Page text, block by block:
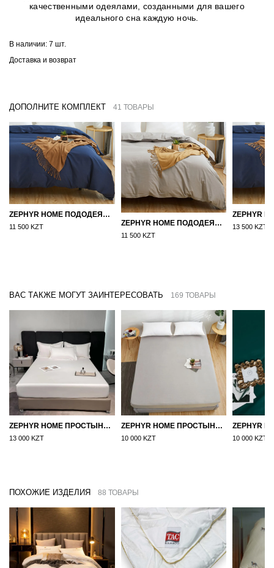
качественными одеялами, созданными для вашего
идеального сна каждую ночь.
В наличии: 7 шт.
Доставка и возврат
ДОПОЛНИТЕ КОМПЛЕКТ 41 ТОВАРЫ
ZEPHYR HOME ПОДОДЕЯЛЬНИК САТИН 160×210 СИНИЙ
11 500 KZT ZEPHYR HOME ПОДОДЕЯЛЬНИК САТИН 160×210 СЕРЫЙ
11 500 KZT
13 500 KZT
ВАС ТАКЖЕ МОГУТ ЗАИНТЕРЕСОВАТЬ 169 ТОВАРЫ
ZEPHYR HOME ПРОСТЫНЯ НА РЕЗИНКЕ ЕГИПЕТСКИЙ ХЛОПОК 160X200 БЕЛЫЙ
13 000 KZT
ZEPHYR HOME ПРОСТЫНЯ НА РЕЗИНКЕ 160Х200, САТИН, СЕРЫЙ
10 000 KZT 10 000 KZT
ПОХОЖИЕ ИЗДЕЛИЯ 88 ТОВАРЫ